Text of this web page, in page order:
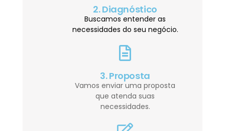
2. Diagnóstico
Buscamos entender as
necessidades do seu negócio.
3. Proposta
Vamos enviar uma proposta
que atenda suas
necessidades.